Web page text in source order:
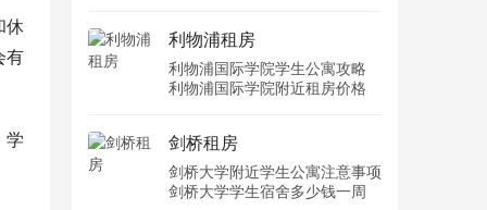
休
有
学
利物浦租房
利物浦国际学院学生公寓攻略
利物浦国际学院附近租房价格
剑桥租房
剑桥大学附近学生公寓注意事项
剑桥大学学生宿舍多少钱一周